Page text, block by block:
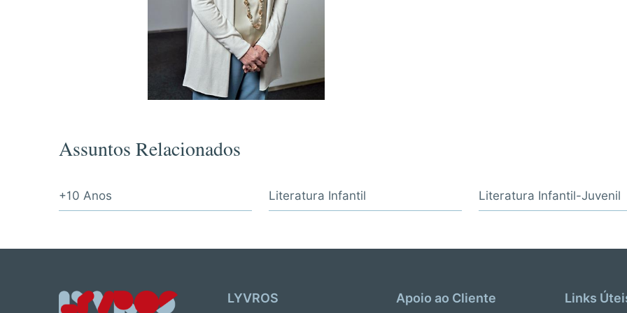
Assuntos Relacionados
+10 Anos Literatura Infantil Literatura Infantil-Juvenil
LYVROS Apoio ao Cliente Links